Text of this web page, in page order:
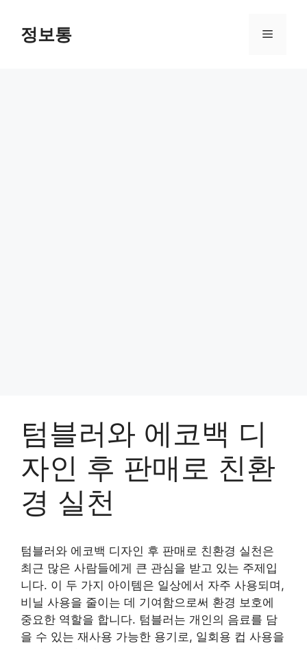
content정보통 Menu
텀블러와 에코백 디
자인 후 판매로 친환
경 실천
텀블러와 에코백 디자인 후 판매로 친환경 실천은
최근 많은 사람들에게 큰 관심을 받고 있는 주제입
니다. 이 두 가지 아이템은 일상에서 자주 사용되며,
비닐 사용을 줄이는 데 기여함으로써 환경 보호에
중요한 역할을 합니다. 텀블러는 개인의 음료를 담
을 수 있는 재사용 가능한 용기로, 일회용 컵 사용을